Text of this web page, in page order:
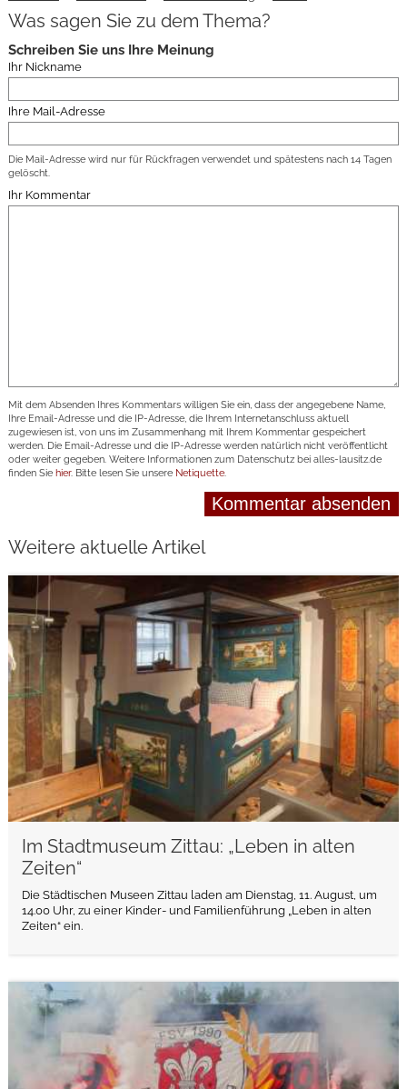
Was sagen Sie zu dem Thema?
Schreiben Sie uns Ihre Meinung
Ihr Nickname
Ihre Mail-Adresse
Die Mail-Adresse wird nur für Rückfragen verwendet und spätestens nach 14 Tagen
gelöscht.
Ihr Kommentar
Mit dem Absenden Ihres Kommentars willigen Sie ein, dass der angegebene Name,
Ihre Email-Adresse und die IP-Adresse, die Ihrem Internetanschluss aktuell
zugewiesen ist, von uns im Zusammenhang mit Ihrem Kommentar gespeichert
werden. Die Email-Adresse und die IP-Adresse werden natürlich nicht veröffentlicht
oder weiter gegeben. Weitere Informationen zum Datenschutz bei alles-lausitz.de
finden Sie hier. Bitte lesen Sie unsere Netiquette.
Weitere aktuelle Artikel
Im Stadtmuseum Zittau: „Leben in alten
Zeiten“
Die Städtischen Museen Zittau laden am Dienstag, 11. August, um
14.00 Uhr, zu einer Kinder- und Familienführung „Leben in alten
Zeiten“ ein.
weiterlesen
weiterlesen